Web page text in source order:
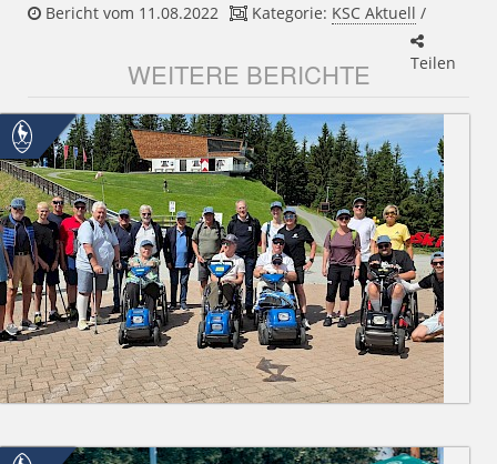
Bericht vom 11.08.2022 Kategorie: KSC Aktuell /
Teilen
WEITERE BERICHTE